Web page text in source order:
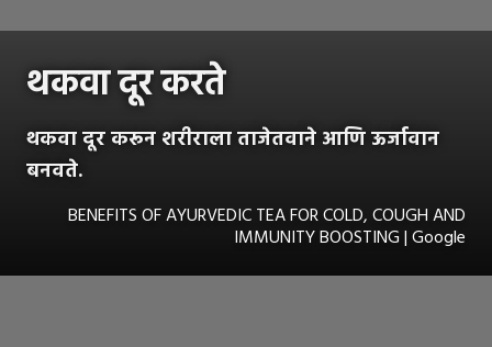
थकवा दूर करते
थकवा दूर करून शरीराला ताजेतवाने आणि ऊर्जावान
बनवते.
BENEFITS OF AYURVEDIC TEA FOR COLD, COUGH AND
IMMUNITY BOOSTING | Google